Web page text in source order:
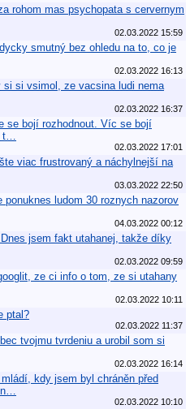
rohom mas psychopata s cervernym
02.03.2022 15:59
smutný bez ohledu na to, co je
02.03.2022 16:13
si vsimol, ze vacsina ludi nema
02.03.2022 16:37
se bojí rozhodnout. Víc se bojí
02.03.2022 17:01
viac frustrovaný a náchylnejší na
03.03.2022 22:50
ludom 30 roznych nazorov
04.03.2022 00:12
jsem fakt utahanej, takže díky
02.03.2022 09:59
ze ci info o tom, ze si utahany
02.03.2022 10:11
ptal?
02.03.2022 11:37
tvojmu tvrdeniu a urobil som si
02.03.2022 16:14
kdy jsem byl chráněn před
02.03.2022 10:10